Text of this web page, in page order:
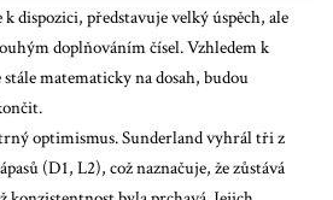
dispozici, představuje velký úspěch, ale
doplňováním čísel. Vzhledem k
matematicky na dosah, budou
optimismus. Sunderland vyhrál tři z
(D1, L2), což naznačuje, že zůstává